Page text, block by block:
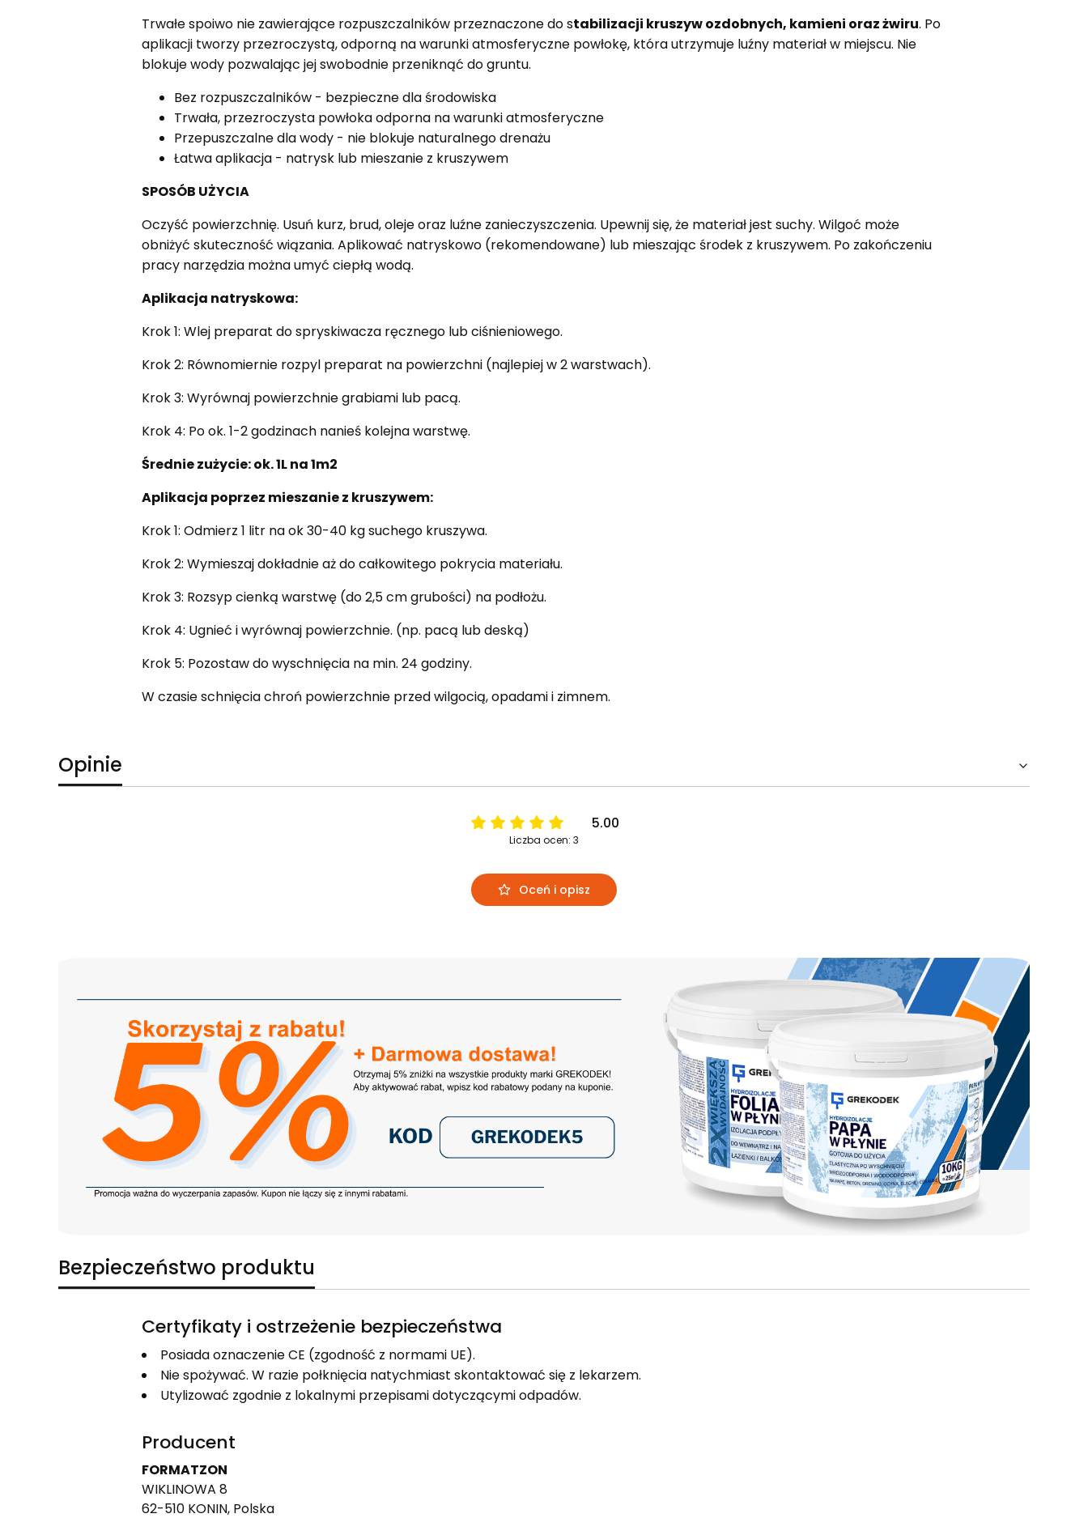
Trwałe spoiwo nie zawierające rozpuszczalników przeznaczone do stabilizacji kruszyw ozdobnych, kamieni oraz żwiru. Po
aplikacji tworzy przezroczystą, odporną na warunki atmosferyczne powłokę, która utrzymuje luźny materiał w miejscu. Nie
blokuje wody pozwalając jej swobodnie przeniknąć do gruntu.
Bez rozpuszczalników - bezpieczne dla środowiska
Trwała, przezroczysta powłoka odporna na warunki atmosferyczne
Przepuszczalne dla wody - nie blokuje naturalnego drenażu
Łatwa aplikacja - natrysk lub mieszanie z kruszywem
SPOSÓB UŻYCIA
Oczyść powierzchnię. Usuń kurz, brud, oleje oraz luźne zanieczyszczenia. Upewnij się, że materiał jest suchy. Wilgoć może
obniżyć skuteczność wiązania. Aplikować natryskowo (rekomendowane) lub mieszając środek z kruszywem. Po zakończeniu
pracy narzędzia można umyć ciepłą wodą.
Aplikacja natryskowa:
Krok 1: Wlej preparat do spryskiwacza ręcznego lub ciśnieniowego.
Krok 2: Równomiernie rozpyl preparat na powierzchni (najlepiej w 2 warstwach).
Krok 3: Wyrównaj powierzchnie grabiami lub pacą.
Krok 4: Po ok. 1-2 godzinach nanieś kolejna warstwę.
Średnie zużycie: ok. 1L na 1m2
Aplikacja poprzez mieszanie z kruszywem:
Krok 1: Odmierz 1 litr na ok 30-40 kg suchego kruszywa.
Krok 2: Wymieszaj dokładnie aż do całkowitego pokrycia materiału.
Krok 3: Rozsyp cienką warstwę (do 2,5 cm grubości) na podłożu.
Krok 4: Ugnieć i wyrównaj powierzchnie. (np. pacą lub deską)
Krok 5: Pozostaw do wyschnięcia na min. 24 godziny.
W czasie schnięcia chroń powierzchnie przed wilgocią, opadami i zimnem.
Opinie
5.00
Liczba ocen: 3
Oceń i opisz
Bezpieczeństwo produktu
Certyfikaty i ostrzeżenie bezpieczeństwa
Posiada oznaczenie CE (zgodność z normami UE).
Nie spożywać. W razie połknięcia natychmiast skontaktować się z lekarzem.
Utylizować zgodnie z lokalnymi przepisami dotyczącymi odpadów.
Producent
FORMATZON
WIKLINOWA 8
62-510 KONIN, Polska